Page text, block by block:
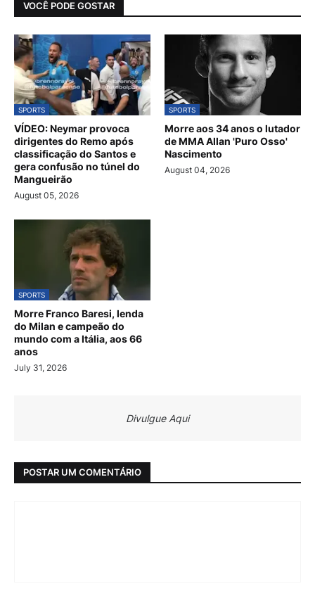
VOCÊ PODE GOSTAR
SPORTS
VÍDEO: Neymar provoca
dirigentes do Remo após
classificação do Santos e
gera confusão no túnel do
Mangueirão
August 05, 2026
SPORTS
Morre aos 34 anos o lutador
de MMA Allan 'Puro Osso'
Nascimento
August 04, 2026
SPORTS
Morre Franco Baresi, lenda
do Milan e campeão do
mundo com a Itália, aos 66
anos
July 31, 2026
Divulgue Aqui
POSTAR UM COMENTÁRIO